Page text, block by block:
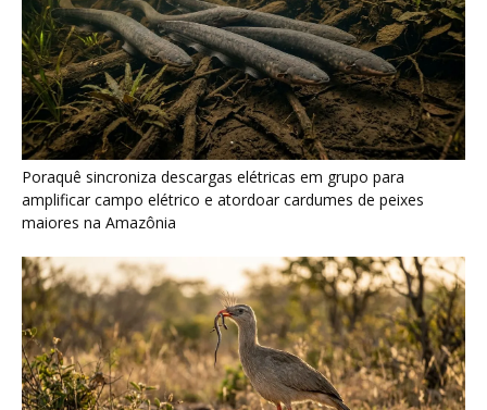
Seriema combina corridas em alta velocidade e arremessos
contra rochas para imobilizar serpentes peçonhentas no
cerrado